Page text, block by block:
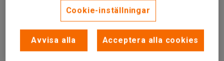
1050x1120x320 mm
699 kr KÖP
grundsektion, 3 plan,
2000x2175x400 mm
Art. nr:321428
2 995 kr KÖP
Cookie-inställningar
Avvisa alla Acceptera alla cookies